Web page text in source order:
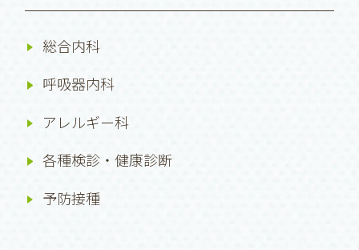
総合内科
呼吸器内科
アレルギー科
各種検診・健康診断
予防接種